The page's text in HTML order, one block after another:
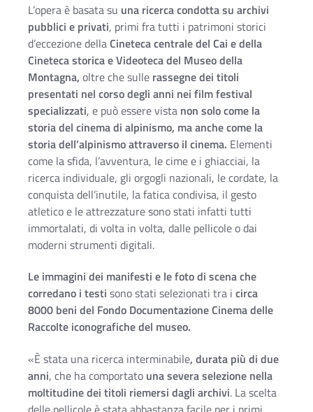
L’opera è basata su una ricerca condotta su archivi
pubblici e privati, primi fra tutti i patrimoni storici
d’eccezione dellaCineteca centrale del Cai e della
Cineteca storica e Videoteca del Museo della
Montagna, oltre che sulle rassegne dei titoli
presentati nel corso degli anni nei film festival
specializzati, e può essere vista non solo come la
storia del cinema di alpinismo, ma anche come la
storia dell’alpinismo attraverso il cinema. Elementi
come la sfida, l’avventura, le cime e i ghiacciai, la
ricerca individuale, gli orgogli nazionali, le cordate, la
conquista dell’inutile, la fatica condivisa, il gesto
atletico e le attrezzature sono stati infatti tutti
immortalati, di volta in volta, dalle pellicole o dai
moderni strumenti digitali.
Le immagini dei manifesti e le foto di scena che
corredano i testi sono stati selezionati tra i circa
8000 beni del Fondo Documentazione Cinema delle
Raccolte iconografiche del museo.
«È stata una ricerca interminabile, durata più di due
anni, che ha comportato una severa selezione nella
moltitudine dei titoli riemersi dagli archivi. La scelta